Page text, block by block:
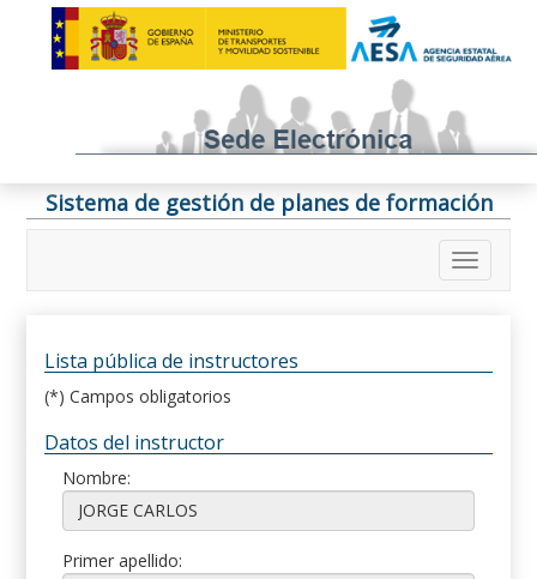
Sistema de gestión de planes de formación
Lista pública de instructores
(*) Campos obligatorios
Datos del instructor
Nombre:
Primer apellido: